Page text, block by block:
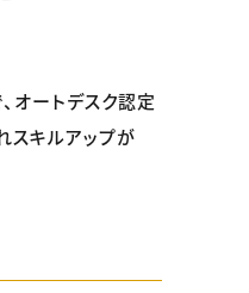
オートデスク認定
スキルアップが